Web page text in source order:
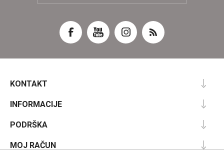
KONTAKT
INFORMACIJE
PODRŠKA
MOJ RAČUN